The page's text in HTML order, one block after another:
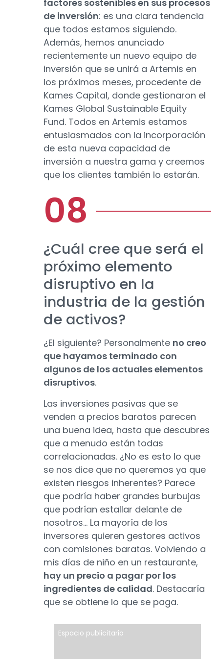
factores sostenibles en sus procesos
de inversión: es una clara tendencia
que todos estamos siguiendo.
Además, hemos anunciado
recientemente un nuevo equipo de
inversión que se unirá a Artemis en
los próximos meses, procedente de
Kames Capital, donde gestionaron el
Kames Global Sustainable Equity
Fund. Todos en Artemis estamos
entusiasmados con la incorporación
de esta nueva capacidad de
inversión a nuestra gama y creemos
que los clientes también lo estarán.
¿Cuál cree que será el
próximo elemento
disruptivo en la
industria de la gestión
de activos?
¿El siguiente? Personalmente no creo
que hayamos terminado con
algunos de los actuales elementos
disruptivos.
Las inversiones pasivas que se
venden a precios baratos parecen
una buena idea, hasta que descubres
que a menudo están todas
correlacionadas. ¿No es esto lo que
se nos dice que no queremos ya que
existen riesgos inherentes? Parece
que podría haber grandes burbujas
que podrían estallar delante de
nosotros… La mayoría de los
inversores quieren gestores activos
con comisiones baratas. Volviendo a
mis días de niño en un restaurante,
hay un precio a pagar por los
ingredientes de calidad. Destacaría
que se obtiene lo que se paga.
Espacio publicitario